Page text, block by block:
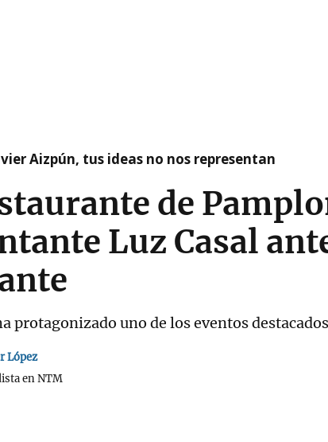
Aizpún, tus ideas no nos representan
de
Luz Casal
protagonizado uno de los eventos
López
en NTM